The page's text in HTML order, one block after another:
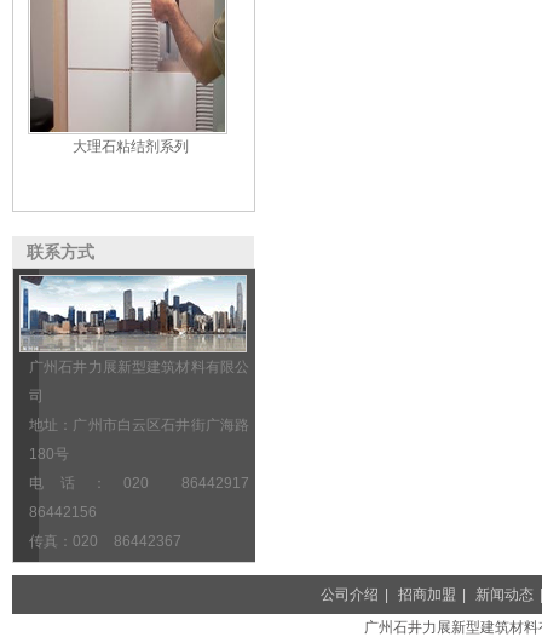
大理石粘结剂系列
联系方式
广州石井力展新型建筑材料有限公
司
地址：广州市白云区石井街广海路
180号
电话：020 86442917
86442156
传真：020 86442367
公司介绍 招商加盟 新闻动态
广州石井力展新型建筑材